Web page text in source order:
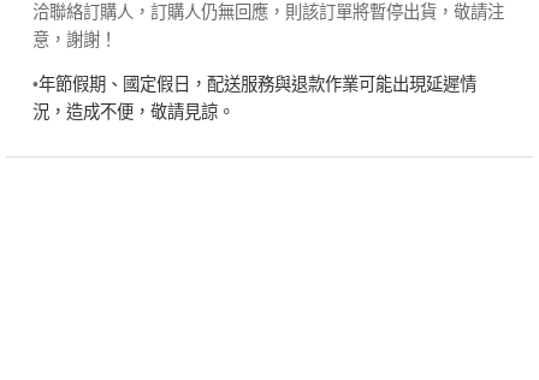
洽聯絡訂購人，訂購人仍無回應，則該訂單將暫停出貨，敬請注
意，謝謝！
•年節假期、國定假日，配送服務與退款作業可能出現延遲情
況，造成不便，敬請見諒。